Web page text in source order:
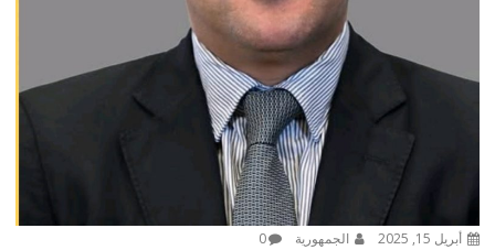
أبريل 15, 2025 الجمهورية 0